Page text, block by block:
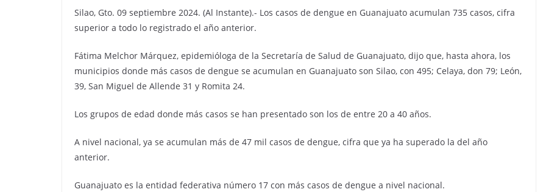
Silao, Gto. 09 septiembre 2024. (Al Instante).- Los casos de dengue en Guanajuato acumulan 735 casos, cifra
superior a todo lo registrado el año anterior.
Fátima Melchor Márquez, epidemióloga de la Secretaría de Salud de Guanajuato, dijo que, hasta ahora, los
municipios donde más casos de dengue se acumulan en Guanajuato son Silao, con 495; Celaya, don 79; León,
39, San Miguel de Allende 31 y Romita 24.
Los grupos de edad donde más casos se han presentado son los de entre 20 a 40 años.
A nivel nacional, ya se acumulan más de 47 mil casos de dengue, cifra que ya ha superado la del año
anterior.
Guanajuato es la entidad federativa número 17 con más casos de dengue a nivel nacional.